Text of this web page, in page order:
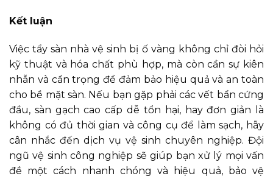
Kết luận
Việc tẩy sàn nhà vệ sinh bị ố vàng không chỉ đòi hỏi
kỹ thuật và hóa chất phù hợp, mà còn cần sự kiên
nhẫn và cẩn trọng để đảm bảo hiệu quả và an toàn
cho bề mặt sàn. Nếu bạn gặp phải các vết bẩn cứng
đầu, sàn gạch cao cấp dễ tổn hại, hay đơn giản là
không có đủ thời gian và công cụ để làm sạch, hãy
cân nhắc đến dịch vụ vệ sinh chuyên nghiệp. Đội
ngũ vệ sinh công nghiệp sẽ giúp bạn xử lý mọi vấn
đề một cách nhanh chóng và hiệu quả, bảo vệ